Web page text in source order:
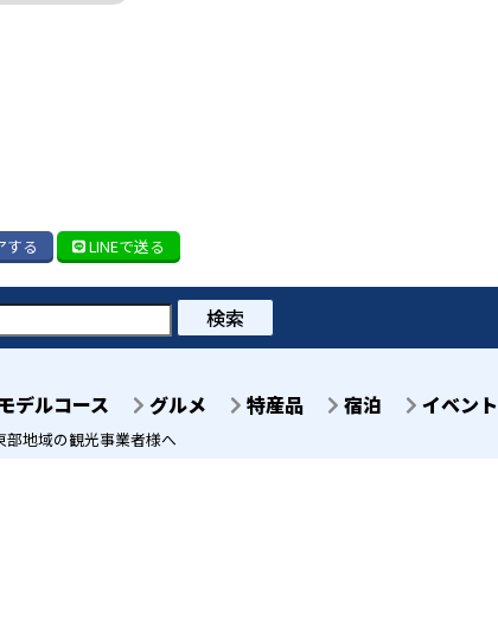
する LINEで送る
検索
デルコース グルメ 特産品 宿泊 イベント
部地域の観光事業者様へ